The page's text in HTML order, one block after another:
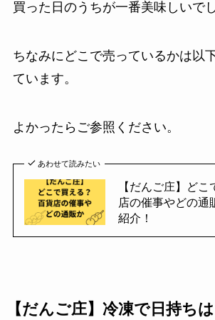
買った日のうちが一番美味しいでし
ちなみにどこで売っているかは以
ています。
よかったらご参照ください。
あわせて読みたい
【だんご庄】ど
店の催事やどの通
紹介！
【だんご庄】冷凍で日持ち